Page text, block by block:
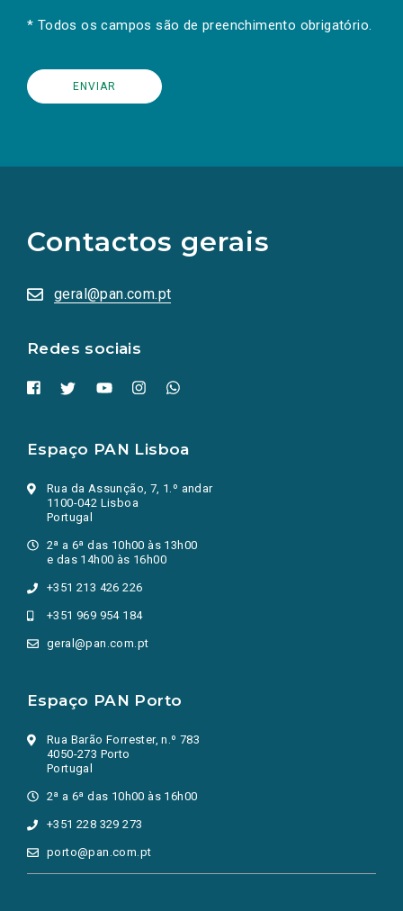
* Todos os campos são de preenchimento obrigatório.
Contactos gerais
geral@pan.com.pt
Redes sociais
redes
sociais
numa
nova
Espaço PAN Lisboa
Rua da Assunção, 7, 1.º andar
1100-042 Lisboa
Portugal
2ª a 6ª das 10h00 às 13h00
e das 14h00 às 16h00
+351 213 426 226
+351 969 954 184
geral@pan.com.pt
Espaço PAN Porto
Rua Barão Forrester, n.º 783
4050-273 Porto
Portugal
2ª a 6ª das 10h00 às 16h00
+351 228 329 273
porto@pan.com.pt